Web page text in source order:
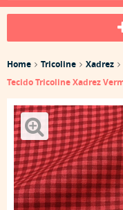
Home Tricoline
Xadrez
Tecido Tricoline Xadrez